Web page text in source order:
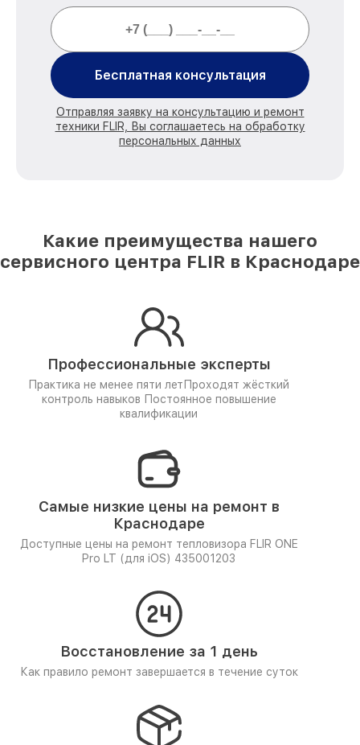
Бесплатная консультация
Отправляя заявку на консультацию и ремонт
техники FLIR, Вы соглашаетесь на обработку
персональных данных
Какие преимущества нашего
сервисного центра FLIR в Краснодаре
Профессиональные эксперты
Практика не менее пяти лет Проходят жёсткий
контроль навыков Постоянное повышение
квалификации
Самые низкие цены на ремонт в
Краснодаре
Доступные цены на ремонт тепловизора FLIR ONE
Pro LT (для iOS) 435001203
Восстановление за 1 день
Как правило ремонт завершается в течение суток